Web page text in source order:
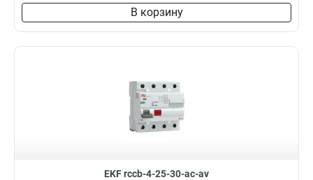
В корзину
EKF rccb-4-25-30-ac-av